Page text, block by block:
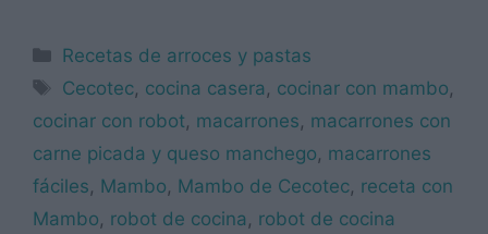
Categorías
Recetas de arroces y pastas
Etiquetas
Cecotec, cocina casera , cocinar con mambo,
cocinar con robot, macarrones, macarrones con
carne picada y queso manchego, macarrones
fáciles, Mambo, Mambo de Cecotec, receta con
Mambo, robot de cocina , robot de cocina